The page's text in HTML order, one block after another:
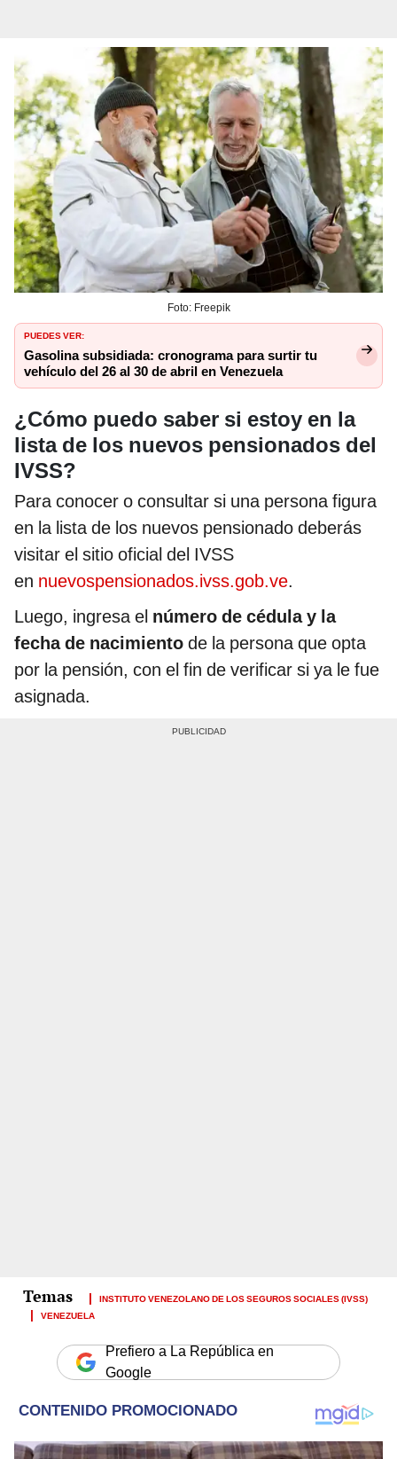
Foto: Freepik
PUEDES VER:
Gasolina subsidiada: cronograma para surtir tu
vehículo del 26 al 30 de abril en Venezuela
¿Cómo puedo saber si estoy en la
lista de los nuevos pensionados del
IVSS?
Para conocer o consultar si una persona figura
en la lista de los nuevos pensionado deberás
visitar el sitio oficial del IVSS
en nuevospensionados.ivss.gob.ve.
Luego, ingresa el número de cédula y la
fecha de nacimiento de la persona que opta
por la pensión, con el fin de verificar si ya le fue
asignada.
INSTITUTO VENEZOLANO DE LOS SEGUROS SOCIALES (IVSS)
VENEZUELA
Prefiero a La República en
Google